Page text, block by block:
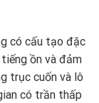
có cấu tạo đặc
ồn và đảm
trục cuốn và lô
có trần thấp